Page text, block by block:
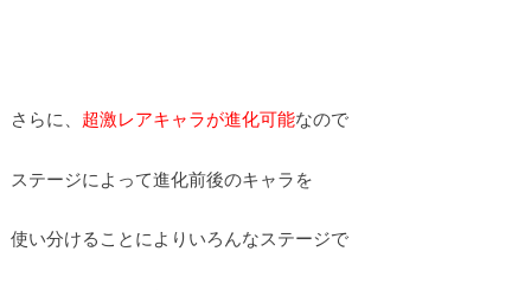
さらに、 超激レアキャラが進化可能なので
ステージによって進化前後のキャラを
使い分けることによりいろんなステージで